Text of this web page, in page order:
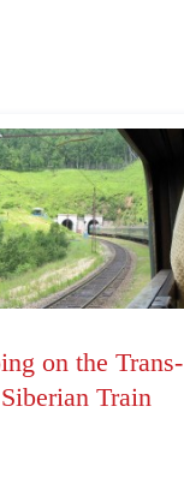
on the Trans-
Siberian Train